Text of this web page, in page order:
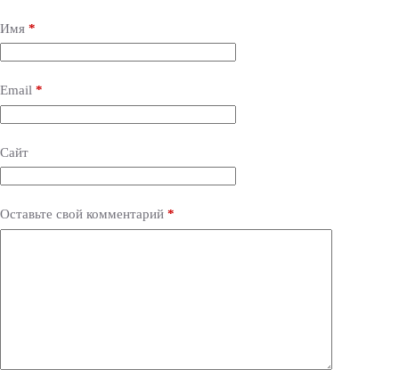
Имя *
Email *
Сайт
Оставьте свой комментарий *
e
r
n
t
i
v
: